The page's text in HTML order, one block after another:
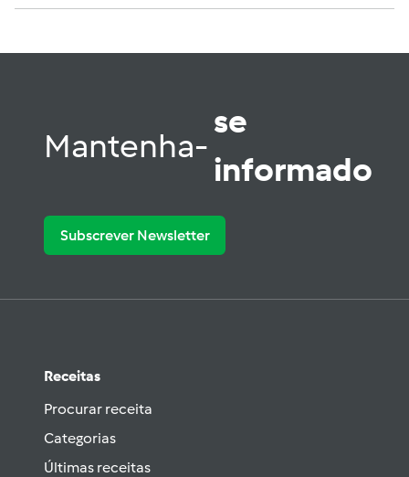
Mantenha-
se
informado
Subscrever Newsletter
Receitas
Procurar receita
Categorias
Últimas receitas